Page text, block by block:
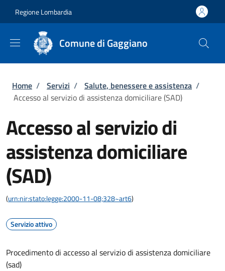
Regione Lombardia
Comune di Gaggiano
Briciole di pane
Home / Servizi / Salute, benessere e assistenza /
Accesso al servizio di assistenza domiciliare (SAD)
Accesso al servizio di
assistenza domiciliare
(SAD)
(urn:nir:stato:legge:2000-11-08;328~art6)
Servizio attivo
Procedimento di accesso al servizio di assistenza domiciliare
(sad)